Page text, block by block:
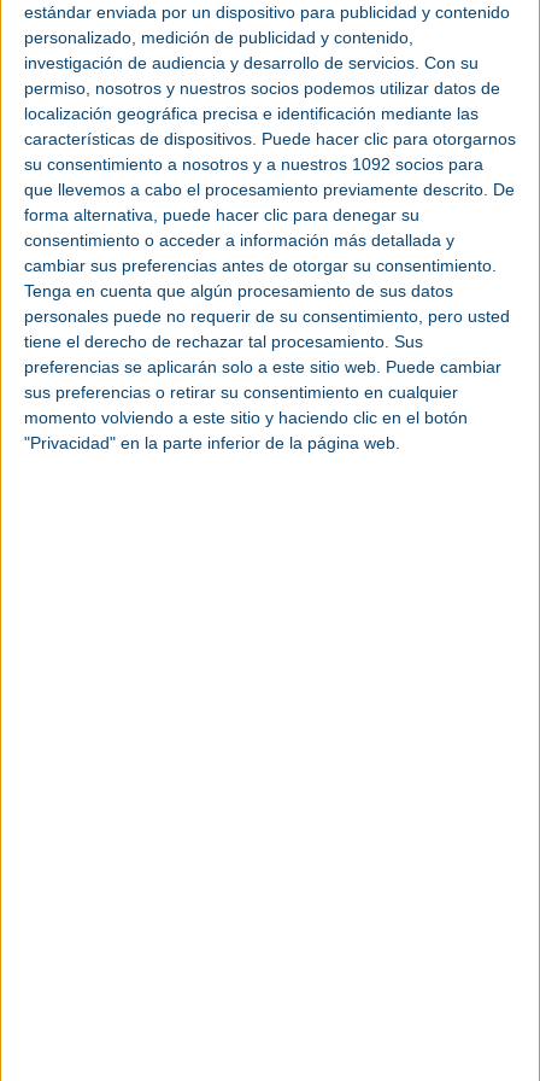
estándar enviada por un dispositivo para publicidad y contenido
personalizado, medición de publicidad y contenido,
investigación de audiencia y desarrollo de servicios. Con su
permiso, nosotros y nuestros socios podemos utilizar datos de
localización geográfica precisa e identificación mediante las
características de dispositivos. Puede hacer clic para otorgarnos
su consentimiento a nosotros y a nuestros 1092 socios para
que llevemos a cabo el procesamiento previamente descrito. De
forma alternativa, puede hacer clic para denegar su
consentimiento o acceder a información más detallada y
cambiar sus preferencias antes de otorgar su consentimiento.
Tenga en cuenta que algún procesamiento de sus datos
personales puede no requerir de su consentimiento, pero usted
tiene el derecho de rechazar tal procesamiento. Sus
preferencias se aplicarán solo a este sitio web. Puede cambiar
sus preferencias o retirar su consentimiento en cualquier
momento volviendo a este sitio y haciendo clic en el botón
"Privacidad" en la parte inferior de la página web.
sus propios eventos con lo último en tecnología,
asistentes y networking. En el caso deMéxico
hemos visto eventos nacionales o locales, pero que
no atienden a una audiencia en la región y en
español”, indicó Claude Mas.
Organizados porGardner Business Mediacon el
apoyo de Trade Show Consulting, FITMA y MSC
Expo se llevarán a cabo de manera simultánea del
18 al 20 de enero del 2022 en el Centro
Citibanamex de la Ciudad de México.
En el caso de FITMA, Claude Más señaló que se
trata del próximo gran evento internacional de
manufactura y la mejor oportunidad de negocio
para la región.